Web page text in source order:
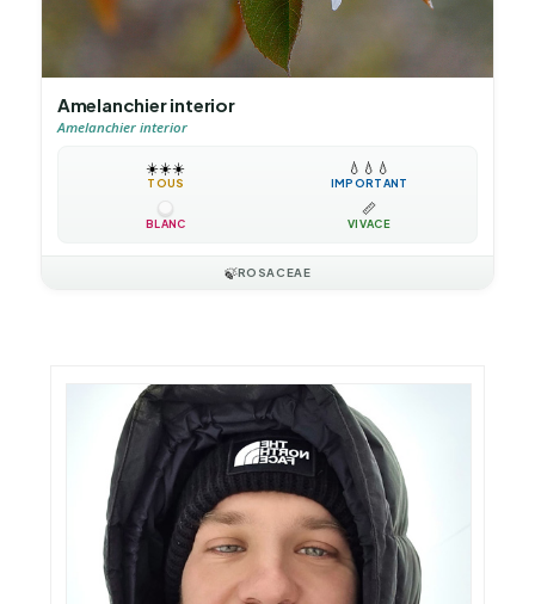
Amelanchier interior
Amelanchier interior
☀️☀️☀️
TOUS
💧 💧 💧
IMPORTANT
BLANC
📏
VIVACE
🍃ROSACEAE